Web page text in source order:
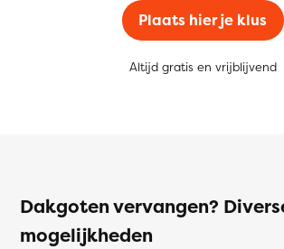
Plaats hier je klus
Altijd gratis en vrijblijvend
Dakgoten vervangen?
mogelijkheden